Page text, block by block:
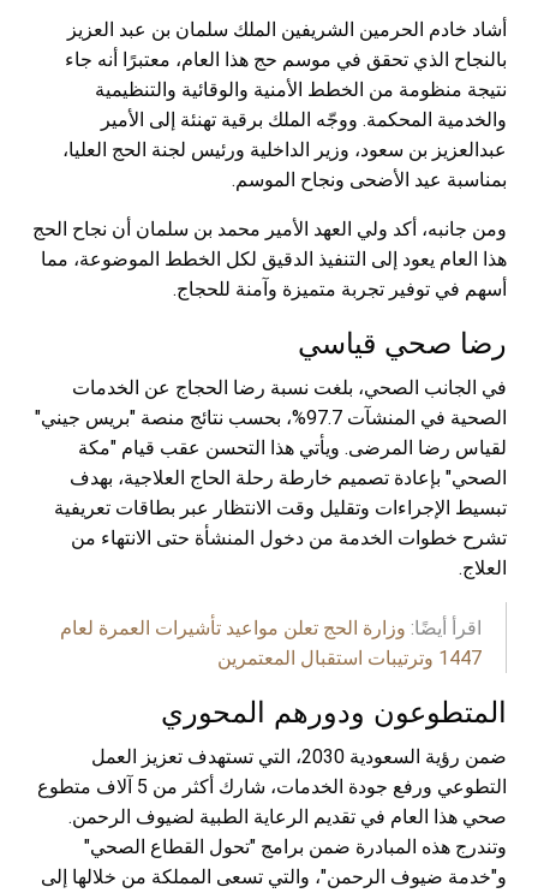
أشاد خادم الحرمين الشريفين الملك سلمان بن عبد العزيز
بالنجاح الذي تحقق في موسم حج هذا العام، معتبرًا أنه جاء
نتيجة منظومة من الخطط الأمنية والوقائية والتنظيمية
والخدمية المحكمة. ووجّه الملك برقية تهنئة إلى الأمير
عبدالعزيز بن سعود، وزير الداخلية ورئيس لجنة الحج العليا،
بمناسبة عيد الأضحى ونجاح الموسم.
ومن جانبه، أكد ولي العهد الأمير محمد بن سلمان أن نجاح الحج
هذا العام يعود إلى التنفيذ الدقيق لكل الخطط الموضوعة، مما
أسهم في توفير تجربة متميزة وآمنة للحجاج.
رضا صحي قياسي
في الجانب الصحي، بلغت نسبة رضا الحجاج عن الخدمات
الصحية في المنشآت 97.7%، بحسب نتائج منصة "بريس جيني"
لقياس رضا المرضى. ويأتي هذا التحسن عقب قيام "مكة
الصحي" بإعادة تصميم خارطة رحلة الحاج العلاجية، بهدف
تبسيط الإجراءات وتقليل وقت الانتظار عبر بطاقات تعريفية
تشرح خطوات الخدمة من دخول المنشأة حتى الانتهاء من
العلاج.
اقرأ أيضًا: وزارة الحج تعلن مواعيد تأشيرات العمرة لعام
1447 وترتيبات استقبال المعتمرين
المتطوعون ودورهم المحوري
ضمن رؤية السعودية 2030، التي تستهدف تعزيز العمل
التطوعي ورفع جودة الخدمات، شارك أكثر من 5 آلاف متطوع
صحي هذا العام في تقديم الرعاية الطبية لضيوف الرحمن.
وتندرج هذه المبادرة ضمن برامج "تحول القطاع الصحي"
و"خدمة ضيوف الرحمن"، والتي تسعى المملكة من خلالها إلى